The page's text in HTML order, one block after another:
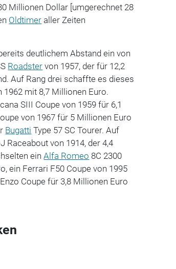
Millionen Dollar [umgerechnet 28
Oldtimer aller Zeiten
deutlichem Abstand ein von
Roadster von 1957, der für 12,2
Auf Rang drei schaffte es dieses
1962 mit 8,7 Millionen Euro.
SIII Coupe von 1959 für 6,1
von 1967 für 5 Millionen Euro
Bugatti Type 57 SC Tourer. Auf
Raceabout von 1914, der 4,4
einAlfa Romeo 8C 2300
ein Ferrari F50 Coupe von 1995
Coupe für 3,8 Millionen Euro